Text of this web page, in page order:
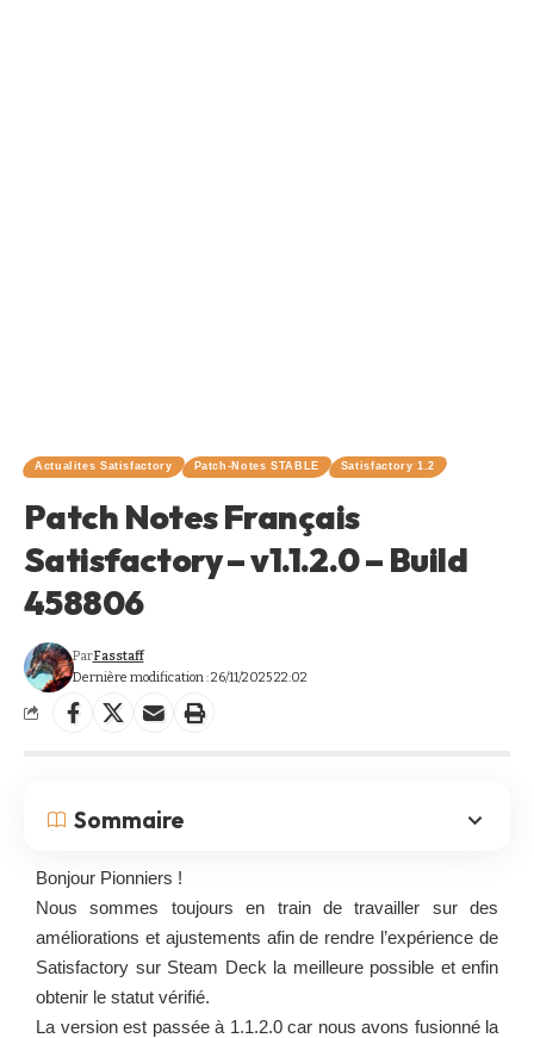
Actualites Satisfactory Patch-Notes STABLE Satisfactory 1.2
Patch Notes Français
Satisfactory – v1.1.2.0 – Build
458806
Dernière modification : 26/11/2025 22:02
ParFasstaff
Sommaire
Bonjour Pionniers !
Nous sommes toujours en train de travailler sur des
améliorations et ajustements afin de rendre l’expérience de
Satisfactory sur Steam Deck la meilleure possible et enfin
obtenir le statut vérifié.
La version est passée à 1.1.2.0 car nous avons fusionné la